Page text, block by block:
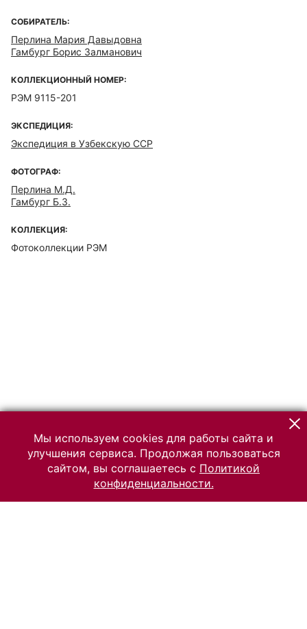
СОБИРАТЕЛЬ:
Перлина Мария Давыдовна
Гамбург Борис Залманович
КОЛЛЕКЦИОННЫЙ НОМЕР:
РЭМ 9115-201
ЭКСПЕДИЦИЯ:
Экспедиция в Узбекскую ССР
ФОТОГРАФ:
Перлина М.Д.
Гамбург Б.З.
КОЛЛЕКЦИЯ:
Фотоколлекции РЭМ
Мы используем cookies для работы сайта и
улучшения сервиса. Продолжая пользоваться
сайтом, вы соглашаетесь с Политикой
конфиденциальности.